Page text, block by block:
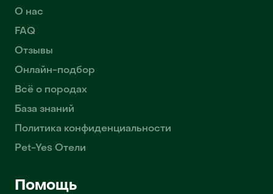
О нас
FAQ
Отзывы
Онлайн-подбор
Всё о породах
База знаний
Политика конфиденциальности
Pet-Yes Отели
Помощь